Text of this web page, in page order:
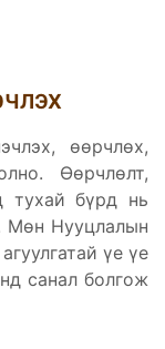
өөрчлөх,
Өөрчлөлт,
тухай бүрд нь
Мөн Нууцлалын
үе үе
санал болгож